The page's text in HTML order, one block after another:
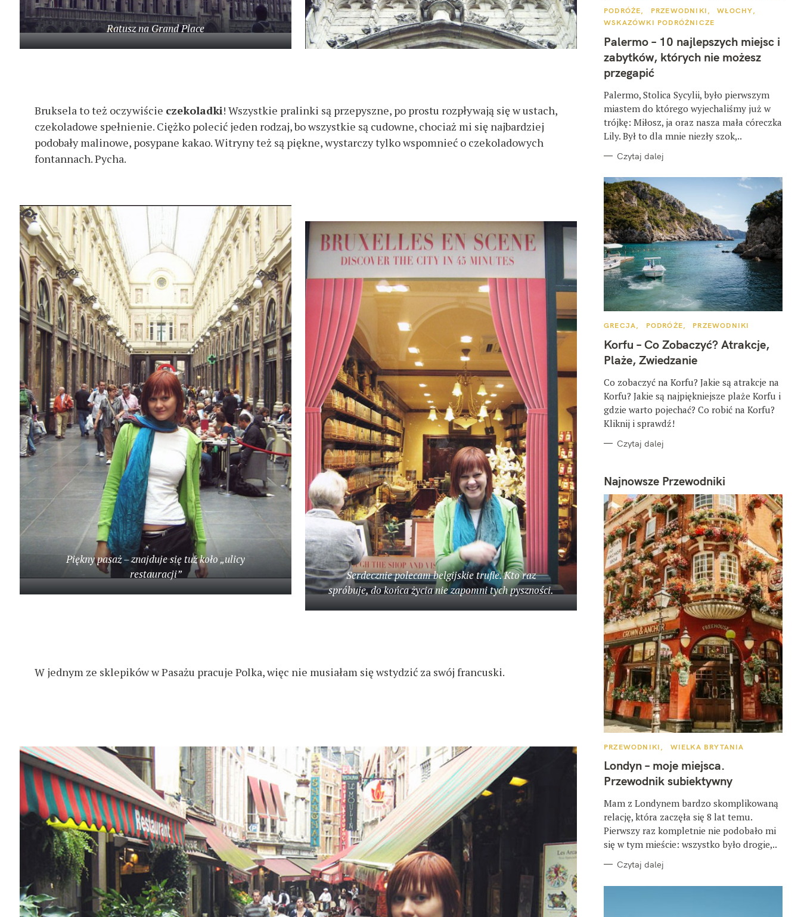
Ratusz na Grand Place
Bruksela to też oczywiście czekoladki! Wszystkie pralinki są przepyszne, po prostu rozpływają się w ustach,
czekoladowe spełnienie. Ciężko polecić jeden rodzaj, bo wszystkie są cudowne, chociaż mi się najbardziej
podobały malinowe, posypane kakao. Witryny też są piękne, wystarczy tylko wspomnieć o czekoladowych
fontannach. Pycha.
Piękny pasaż – znajduje się tuż koło „ulicy
restauracji”
Serdecznie polecam belgijskie trufle. Kto raz
spróbuje, do końca życia nie zapomni tych pyszności.
W jednym ze sklepików w Pasażu pracuje Polka, więc nie musiałam się wstydzić za swój francuski.
K
T
G
O
R
I
E
PODRÓŻE PRZEWODNIKI
WŁOCHY
WSKAZÓWKI PODRÓŻNICZE
Palermo – 10 najlepszych miejsc i
zabytków, których nie możesz
przegapić
Palermo, Stolica Sycylii, było pierwszym
miastem do którego wyjechaliśmy już w
trójkę: Miłosz, ja oraz nasza mała córeczka
Lily. Był to dla mnie niezły szok,..
Czytaj dalej
K
T
E
G
O
I
E
GRECJA PODRÓŻE PRZEWODNIKI
Korfu – Co Zobaczyć? Atrakcje,
Plaże, Zwiedzanie
Co zobaczyć na Korfu? Jakie są atrakcje na
Korfu? Jakie są najpiękniejsze plaże Korfu i
gdzie warto pojechać? Co robić na Korfu?
Kliknij i sprawdź!
Czytaj dalej
Najnowsze Przewodniki
K
T
E
G
O
I
E
PRZEWODNIKI WIELKA BRYTANIA
Londyn – moje miejsca.
Przewodnik subiektywny
Mam z Londynem bardzo skomplikowaną
relację, która zaczęła się 8 lat temu.
Pierwszy raz kompletnie nie podobało mi
się w tym mieście: wszystko było drogie,..
Czytaj dalej
s
z
u
j
:
Wciśnij Esc by anulować.